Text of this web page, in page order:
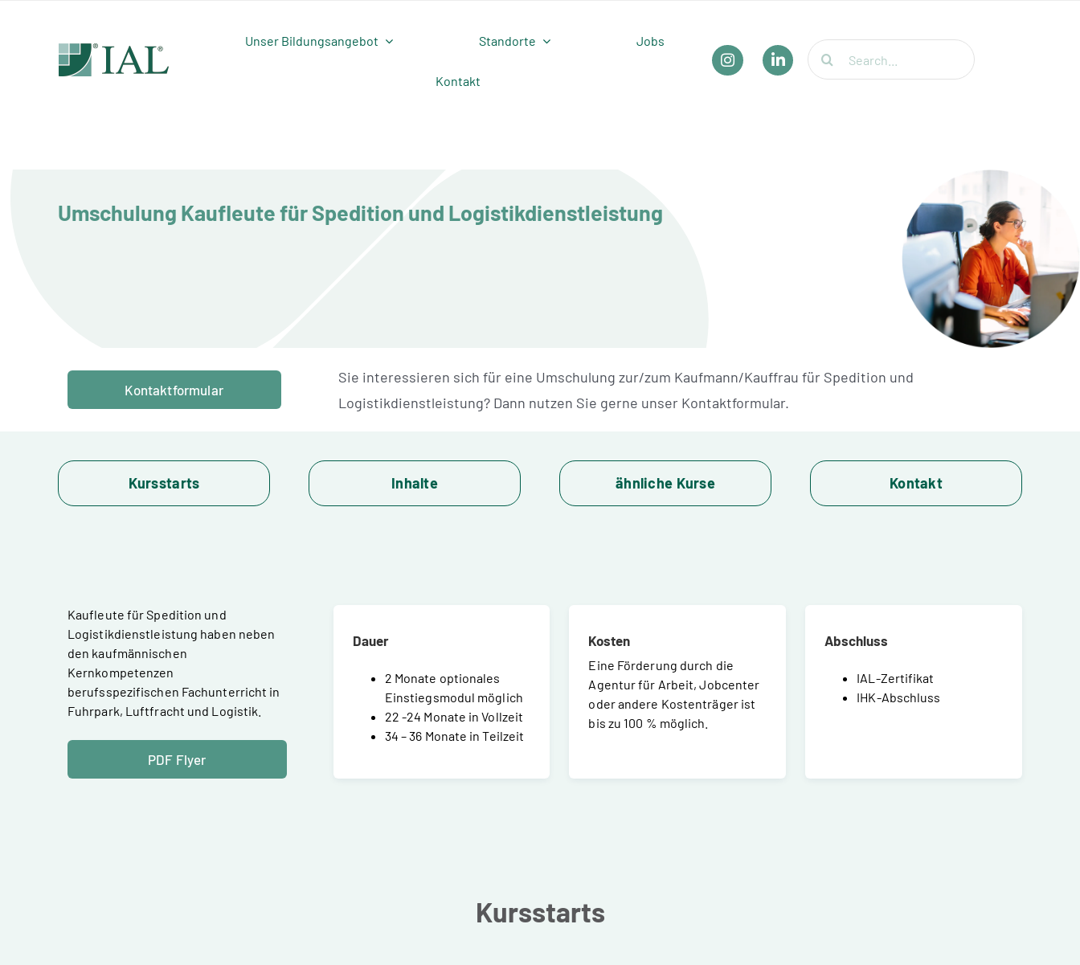
Unser Bildungsangebot Standorte Jobs
Kontakt
Suche
nach:
Umschulung Kaufleute für Spedition und Logistikdienstleistung
Kontaktformular
Sie interessieren sich für eine Umschulung zur/zum Kaufmann/Kauffrau für Spedition und
Logistikdienstleistung? Dann nutzen Sie gerne unser Kontaktformular.
Kursstarts Inhalte ähnliche Kurse Kontakt
Kaufleute für Spedition und
Logistikdienstleistung haben neben
den kaufmännischen
Kernkompetenzen
berufsspezifischen Fachunterricht in
Fuhrpark, Luftfracht und Logistik.
PDF Flyer
Dauer
2 Monate optionales
Einstiegsmodul möglich
22 -24 Monate in Vollzeit
34 – 36 Monate in Teilzeit
Kosten
Eine Förderung durch die
Agentur für Arbeit, Jobcenter
oder andere Kostenträger ist
bis zu 100 % möglich.
Abschluss
IAL-Zertifikat
IHK-Abschluss
Kursstarts